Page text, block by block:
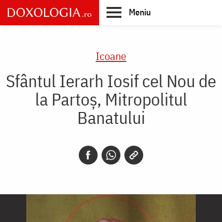
Skip
to
main
Meniu
Icoane
Sfântul Ierarh Iosif cel Nou de
la Partoș, Mitropolitul
Banatului